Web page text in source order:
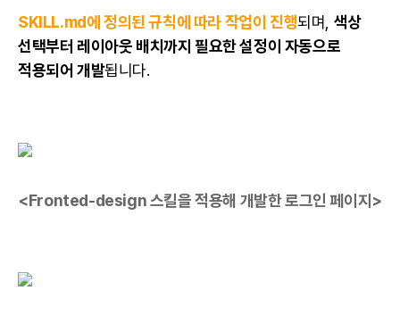
SKILL.md에 정의된 규칙에 따라 작업이 진행되며, 색상
선택부터 레이아웃 배치까지 필요한 설정이 자동으로
적용되어 개발됩니다.
<Fronted-design 스킬을 적용해 개발한 로그인 페이지>